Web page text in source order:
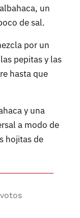
un
de sal.
por un
pepitas y las
hasta que
y una
a modo de
hojitas de
votos